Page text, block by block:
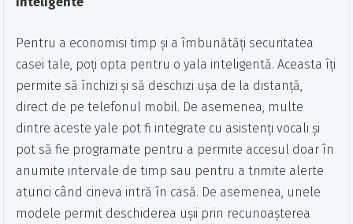
Pentru a economisi timp și a îmbunătăți securitatea
casei tale, poți opta pentru o yala inteligentă. Aceasta îți
permite să închizi și să deschizi ușa de la distanță,
direct de pe telefonul mobil. De asemenea, multe
dintre aceste yale pot fi integrate cu asistenți vocali și
pot să fie programate pentru a permite accesul doar în
anumite intervale de timp sau pentru a trimite alerte
atunci când cineva intră în casă. De asemenea, unele
modele permit deschiderea ușii prin recunoașterea